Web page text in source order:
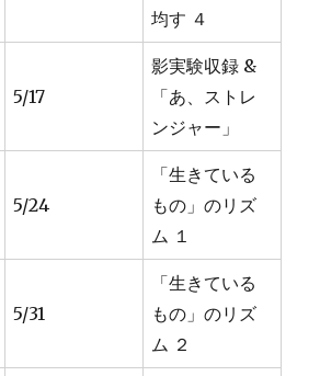
均す ４
5/17
影実験収録 &
「あ、ストレ
ンジャー」
5/24
「生きている
もの」のリズ
ム １
5/31
「生きている
もの」のリズ
ム ２